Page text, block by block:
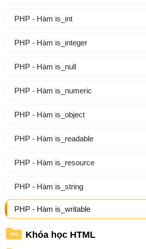
PHP - Hàm is_int
PHP - Hàm is_integer
PHP - Hàm is_null
PHP - Hàm is_numeric
PHP - Hàm is_object
PHP - Hàm is_readable
PHP - Hàm is_resource
PHP - Hàm is_string
PHP - Hàm is_writable
WM Khóa học HTML